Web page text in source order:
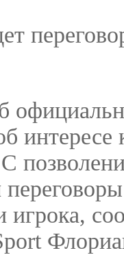
интересе
игрока,